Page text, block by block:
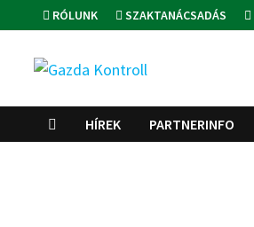
to
content
RÓLUNK SZAKTANÁCSADÁS
HÍREK PARTNERINFO